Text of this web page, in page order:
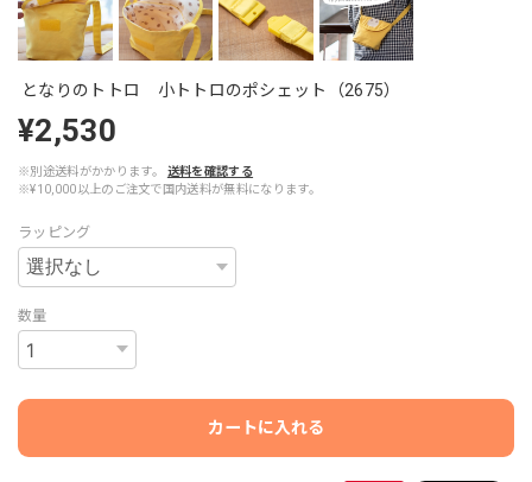
となりのトトロ 小トトロのポシェット（2675）
¥2,530
※別途送料がかかります。
送料を確認する
※¥10,000以上のご注文で国内送料が無料になります。
ラッピング
数量
カートに入れる